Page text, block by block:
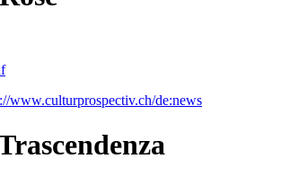
www.culturprospectiv.ch/de:news